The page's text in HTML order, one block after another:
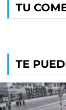
TU
TE